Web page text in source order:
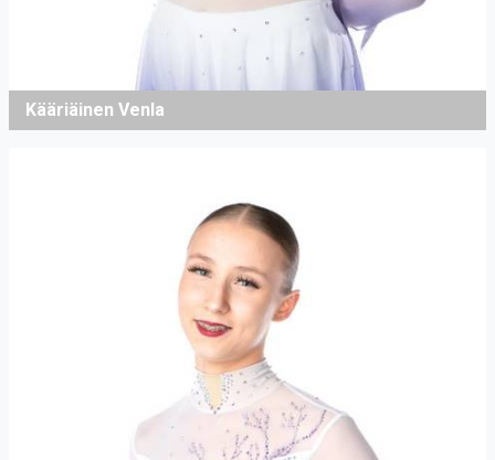
Kääriäinen Venla